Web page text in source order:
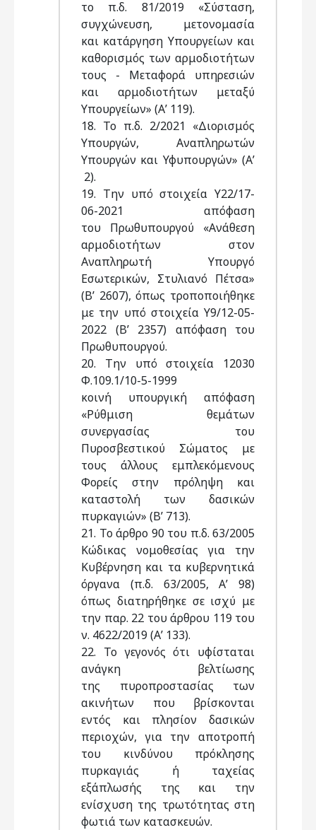
το π.δ. 81/2019 «Σύσταση,
συγχώνευση, μετονομασία
και κατάργηση Υπουργείων και
καθορισμός των αρμοδιοτήτων
τους - Μεταφορά υπηρεσιών
και αρμοδιοτήτων μεταξύ
Υπουργείων» (Α’ 119).
18. Το π.δ. 2/2021 «Διορισμός
Υπουργών, Αναπληρωτών
Υπουργών και Υφυπουργών» (Α’
2).
19. Την υπό στοιχεία Υ22/17-
06-2021 απόφαση
του Πρωθυπουργού «Ανάθεση
αρμοδιοτήτων στον
Αναπληρωτή Υπουργό
Εσωτερικών, Στυλιανό Πέτσα»
(Β’ 2607), όπως τροποποιήθηκε
με την υπό στοιχεία Υ9/12-05-
2022 (Β’ 2357) απόφαση του
Πρωθυπουργού.
20. Την υπό στοιχεία 12030
Φ.109.1/10-5-1999
κοινή υπουργική απόφαση
«Ρύθμιση θεμάτων
συνεργασίας του
Πυροσβεστικού Σώματος με
τους άλλους εμπλεκόμενους
Φορείς στην πρόληψη και
καταστολή των δασικών
πυρκαγιών» (Β’ 713).
21. Το άρθρο 90 του π.δ. 63/2005
Κώδικας νομοθεσίας για την
Κυβέρνηση και τα κυβερνητικά
όργανα (π.δ. 63/2005, Α’ 98)
όπως διατηρήθηκε σε ισχύ με
την παρ. 22 του άρθρου 119 του
ν. 4622/2019 (Α’ 133).
22. Το γεγονός ότι υφίσταται
ανάγκη βελτίωσης
της πυροπροστασίας των
ακινήτων που βρίσκονται
εντός και πλησίον δασικών
περιοχών, για την αποτροπή
του κινδύνου πρόκλησης
πυρκαγιάς ή ταχείας
εξάπλωσής της και την
ενίσχυση της τρωτότητας στη
φωτιά των κατασκευών.